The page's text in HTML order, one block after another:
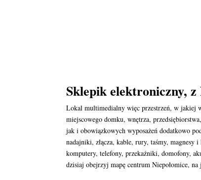
Sklepik elektroniczny,
Lokal multimedialny więc przestrzeń, w jakiej
miejscowego domku, wnętrza,
jak i obowiązkowych wyposażeń dodatkowo
nadajniki, złącza, kable, rury, taśmy,
komputery, telefony, przekaźniki, domofony,
dzisiaj obejrzyj mapę centrum Niepołomice,